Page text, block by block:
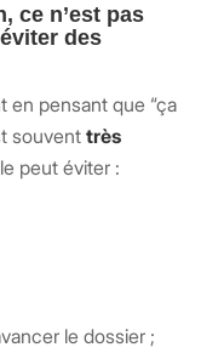
ce n’est pas
des
en pensant que “ça
souvent très
peut éviter :
le dossier ;